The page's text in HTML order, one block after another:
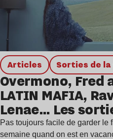
Articles Sorties de
Overmono, Fred
LATIN MAFIA,
Lenae… Les
semaine
Pas toujours facile de garder le
semaine quand on est en